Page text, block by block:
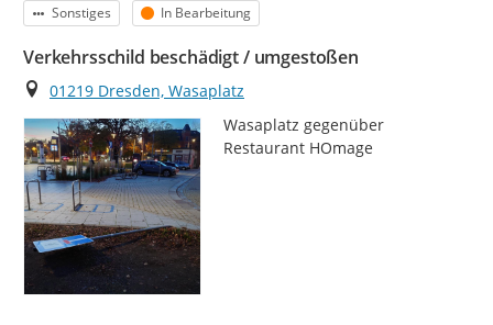
Kategorie
Sonstiges Status
In Bearbeitung
Verkehrsschild beschädigt / umgestoßen
Ort
01219 Dresden, Wasaplatz
Wasaplatz gegenüber
Restaurant HOmage